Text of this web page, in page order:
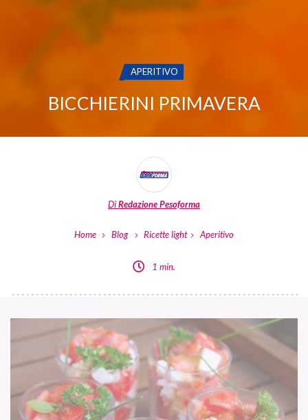
CATEGORIA:
APERITIVO
BICCHIERINI PRIMAVERA
DiRedazione Pesoforma
Home Blog Ricette light Aperitivo
1 min.